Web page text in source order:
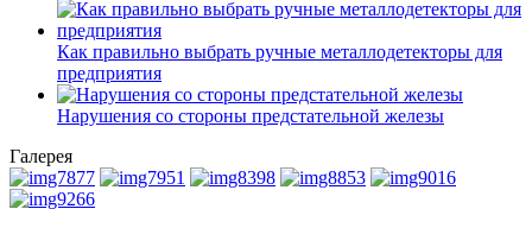
Как правильно выбрать ручные металлодетекторы для
предприятия
Нарушения со стороны предстательной железы
Галерея